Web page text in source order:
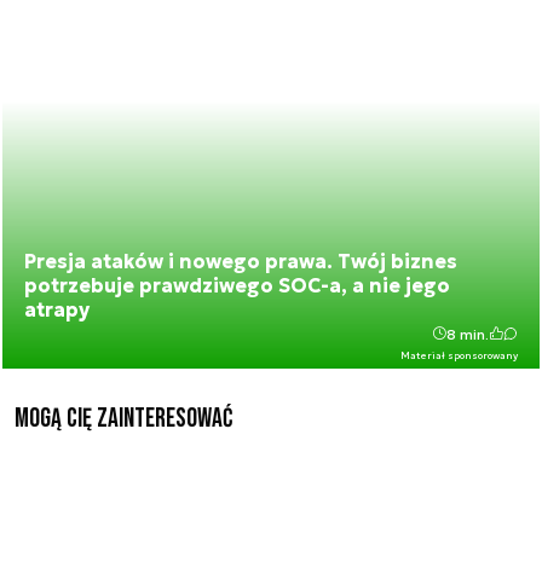
Presja ataków i nowego prawa. Twój biznes
potrzebuje prawdziwego SOC-a, a nie jego
atrapy
Materiał sponsorowany
8 min.
Mogą Cię zainteresować